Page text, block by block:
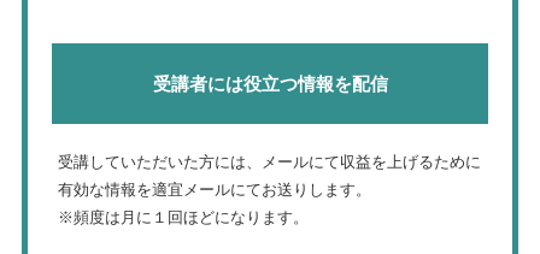
受講者には役立つ情報を配信
受講していただいた方には、メールにて収益を上げるために
有効な情報を適宜メールにてお送りします。
※頻度は月に１回ほどになります。